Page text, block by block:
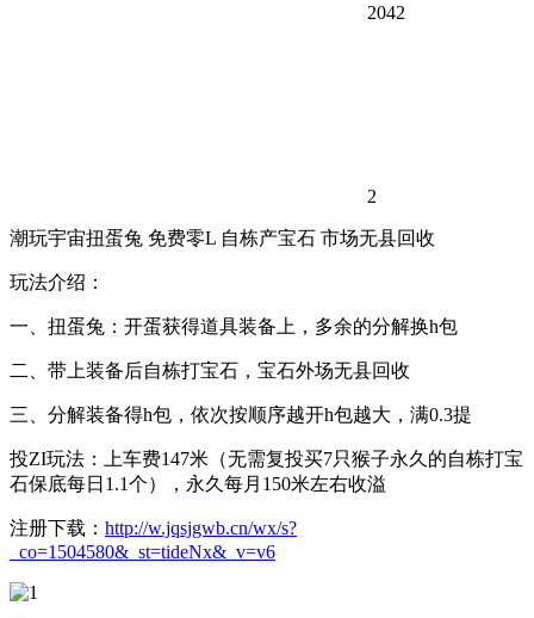
2042
2
潮玩宇宙扭蛋兔 免费零L 自栋产宝石 市场无县回收
玩法介绍：
一、扭蛋兔：开蛋获得道具装备上，多余的分解换h包
二、带上装备后自栋打宝石，宝石外场无县回收
三、分解装备得h包，依次按顺序越开h包越大，满0.3提
投ZI玩法：上车费147米（无需复投买7只猴子永久的自栋打宝
石保底每日1.1个），永久每月150米左右收溢
注册下载： http://w.jqsjgwb.cn/wx/s?
_co=1504580&_st=tideNx&_v=v6